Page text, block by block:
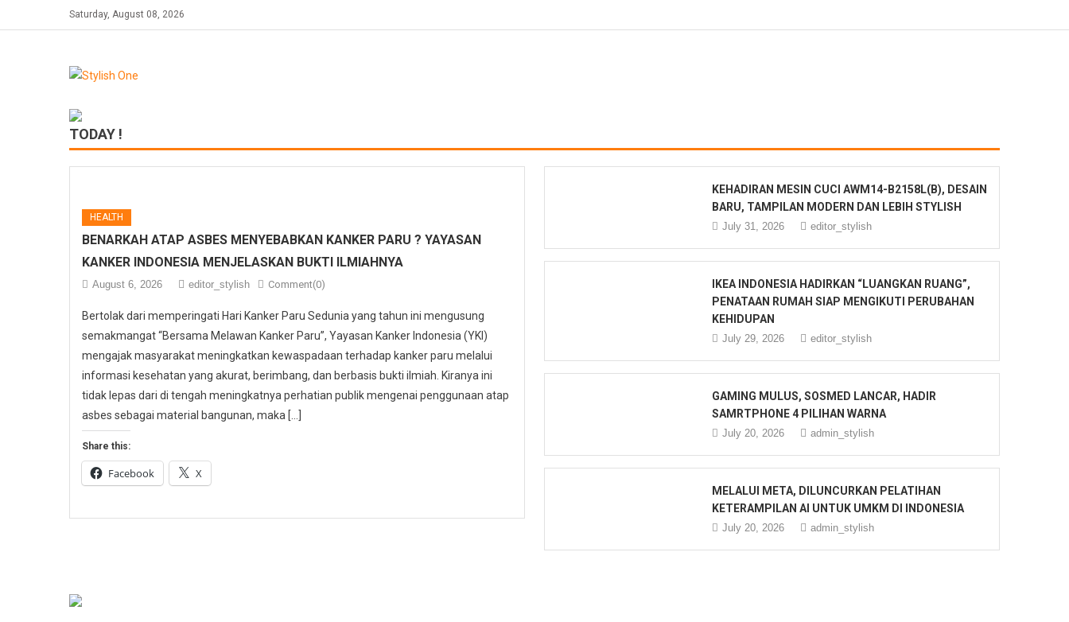
to
Saturday, August 08, 2026
TODAY !
HEALTH
BENARKAH ATAP ASBES MENYEBABKAN KANKER PARU ? YAYASAN
KANKER INDONESIA MENJELASKAN BUKTI ILMIAHNYA
August 6, 2026 editor_stylish Comment(0)
Bertolak dari memperingati Hari Kanker Paru Sedunia yang tahun ini mengusung
semakmangat “Bersama Melawan Kanker Paru”, Yayasan Kanker Indonesia (YKI)
mengajak masyarakat meningkatkan kewaspadaan terhadap kanker paru melalui
informasi kesehatan yang akurat, berimbang, dan berbasis bukti ilmiah. Kiranya ini
tidak lepas dari di tengah meningkatnya perhatian publik mengenai penggunaan atap
asbes sebagai material bangunan, maka […]
Share this:
Facebook X
KEHADIRAN MESIN CUCI AWM14-B2158L(B), DESAIN
BARU, TAMPILAN MODERN DAN LEBIH STYLISH
July 31, 2026 editor_stylish
IKEA INDONESIA HADIRKAN “LUANGKAN RUANG”,
PENATAAN RUMAH SIAP MENGIKUTI PERUBAHAN
KEHIDUPAN
July 29, 2026 editor_stylish
GAMING MULUS, SOSMED LANCAR, HADIR
SAMRTPHONE 4 PILIHAN WARNA
July 20, 2026 admin_stylish
MELALUI META, DILUNCURKAN PELATIHAN
KETERAMPILAN AI UNTUK UMKM DI INDONESIA
July 20, 2026 admin_stylish